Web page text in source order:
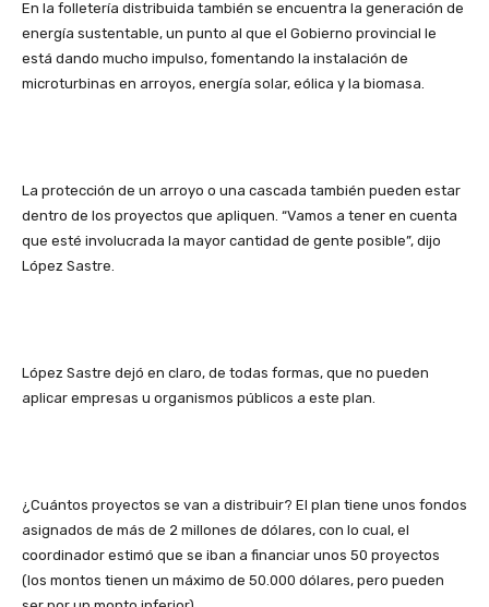
En la folletería distribuida también se encuentra la generación de
energía sustentable, un punto al que el Gobierno provincial le
está dando mucho impulso, fomentando la instalación de
microturbinas en arroyos, energía solar, eólica y la biomasa.
La protección de un arroyo o una cascada también pueden estar
dentro de los proyectos que apliquen. “Vamos a tener en cuenta
que esté involucrada la mayor cantidad de gente posible”, dijo
López Sastre.
López Sastre dejó en claro, de todas formas, que no pueden
aplicar empresas u organismos públicos a este plan.
¿Cuántos proyectos se van a distribuir? El plan tiene unos fondos
asignados de más de 2 millones de dólares, con lo cual, el
coordinador estimó que se iban a financiar unos 50 proyectos
(los montos tienen un máximo de 50.000 dólares, pero pueden